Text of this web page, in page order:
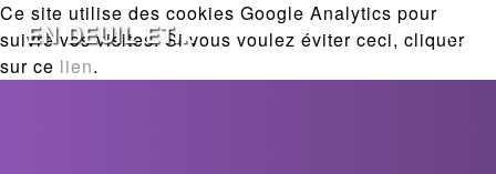
Ce site utilise des cookies Google Analytics pour
suivre vos visites. Si vous voulez éviter ceci, cliquer
sur ce lien.
EN DEUIL ET...